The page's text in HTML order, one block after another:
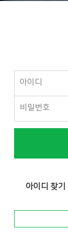
아이디 찾기